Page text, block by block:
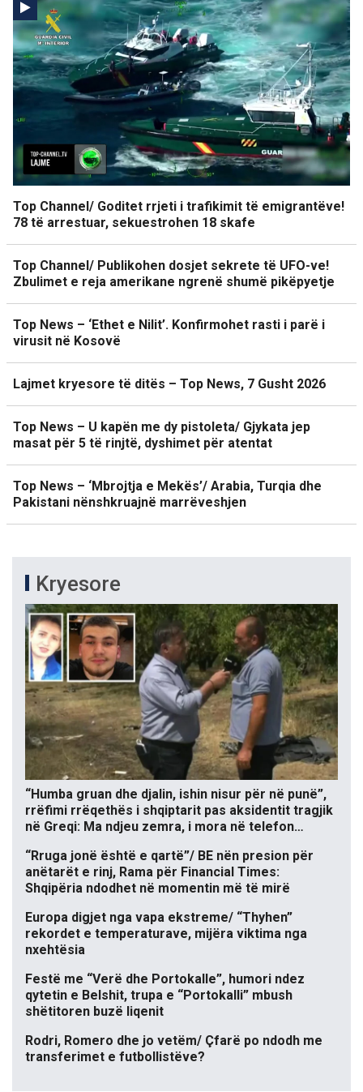
Top Channel/ Goditet rrjeti i trafikimit të emigrantëve!
78 të arrestuar, sekuestrohen 18 skafe
Top Channel/ Publikohen dosjet sekrete të UFO-ve!
Zbulimet e reja amerikane ngrenë shumë pikëpyetje
Top News – ‘Ethet e Nilit’. Konfirmohet rasti i parë i
virusit në Kosovë
Lajmet kryesore të ditës – Top News, 7 Gusht 2026
Top News – U kapën me dy pistoleta/ Gjykata jep
masat për 5 të rinjtë, dyshimet për atentat
Top News – ‘Mbrojtja e Mekës’/ Arabia, Turqia dhe
Pakistani nënshkruajnë marrëveshjen
Kryesore
“Humba gruan dhe djalin, ishin nisur për në punë”,
rrëfimi rrëqethës i shqiptarit pas aksidentit tragjik
në Greqi: Ma ndjeu zemra, i mora në telefon…
“Rruga jonë është e qartë”/ BE nën presion për
anëtarët e rinj, Rama për Financial Times:
Shqipëria ndodhet në momentin më të mirë
Europa digjet nga vapa ekstreme/ “Thyhen”
rekordet e temperaturave, mijëra viktima nga
nxehtësia
Festë me “Verë dhe Portokalle”, humori ndez
qytetin e Belshit, trupa e “Portokalli” mbush
shëtitoren buzë liqenit
Rodri, Romero dhe jo vetëm/ Çfarë po ndodh me
transferimet e futbollistëve?